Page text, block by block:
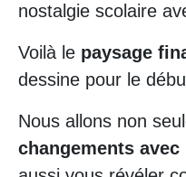
nostalgie scolaire
Voilà le paysage
dessine pour le
Nous allons non
changements